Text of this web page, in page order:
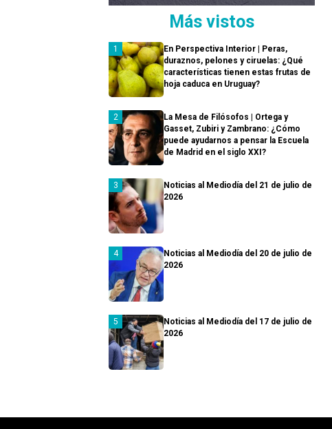
Más vistos
En Perspectiva Interior | Peras,
duraznos, pelones y ciruelas: ¿Qué
características tienen estas frutas de
hoja caduca en Uruguay?
La Mesa de Filósofos | Ortega y
Gasset, Zubiri y Zambrano: ¿Cómo
puede ayudarnos a pensar la Escuela
de Madrid en el siglo XXI?
Noticias al Mediodía del 21 de julio de
2026
Noticias al Mediodía del 20 de julio de
2026
Noticias al Mediodía del 17 de julio de
2026